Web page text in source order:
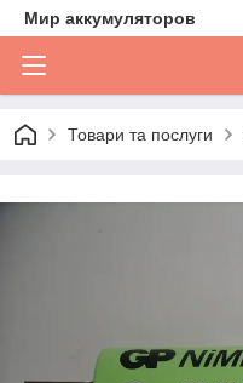
Мир аккумуляторов
Товари та послуги